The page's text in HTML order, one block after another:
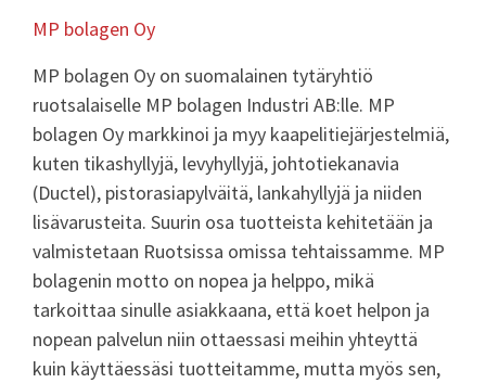
MP bolagen Oy
MP bolagen Oy on suomalainen tytäryhtiö
ruotsalaiselle MP bolagen Industri AB:lle. MP
bolagen Oy markkinoi ja myy kaapelitiejärjestelmiä,
kuten tikashyllyjä, levyhyllyjä, johtotiekanavia
(Ductel), pistorasiapylväitä, lankahyllyjä ja niiden
lisävarusteita. Suurin osa tuotteista kehitetään ja
valmistetaan Ruotsissa omissa tehtaissamme. MP
bolagenin motto on nopea ja helppo, mikä
tarkoittaa sinulle asiakkaana, että koet helpon ja
nopean palvelun niin ottaessasi meihin yhteyttä
kuin käyttäessäsi tuotteitamme, mutta myös sen,